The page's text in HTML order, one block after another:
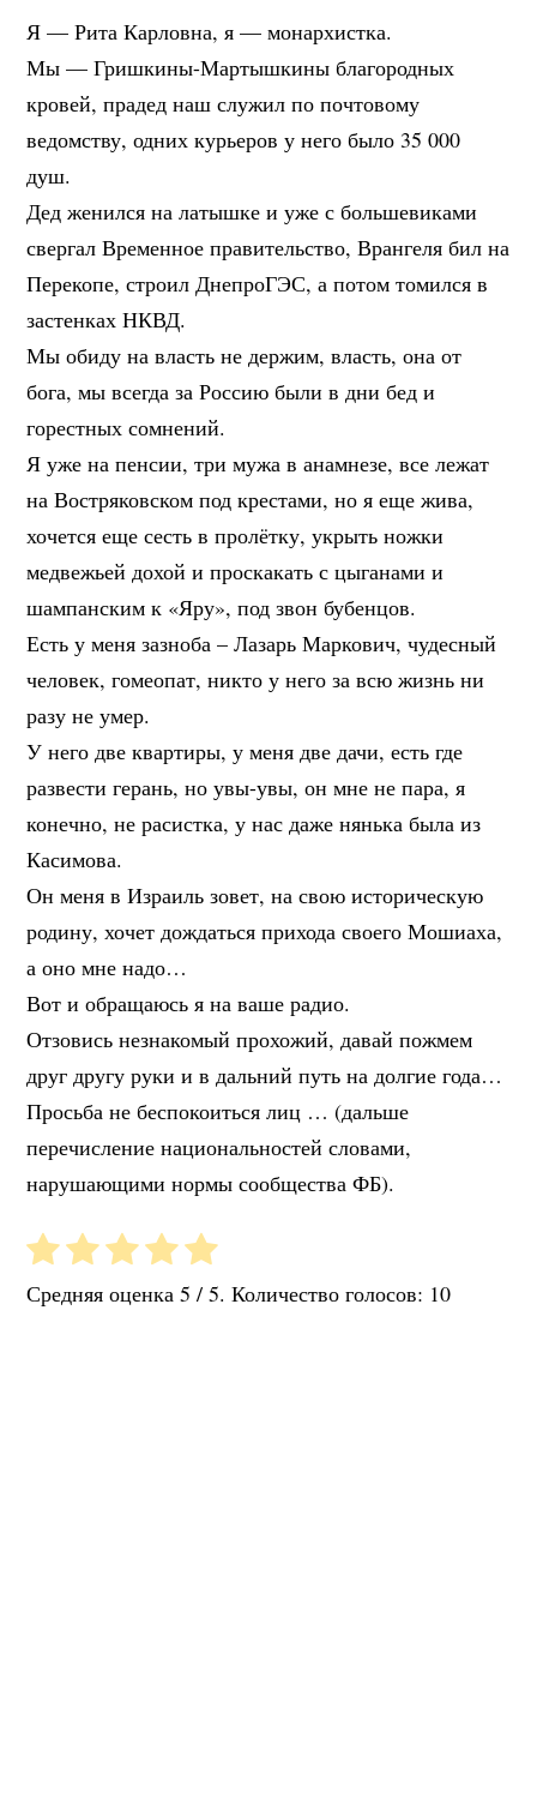
Я — Рита Карловна, я — монархистка.
Мы — Гришкины-Мартышкины благородных
кровей, прадед наш служил по почтовому
ведомству, одних курьеров у него было 35 000
душ.
Дед женился на латышке и уже с большевиками
свергал Временное правительство, Врангеля бил на
Перекопе, строил ДнепроГЭС, а потом томился в
застенках НКВД.
Мы обиду на власть не держим, власть, она от
бога, мы всегда за Россию были в дни бед и
горестных сомнений.
Я уже на пенсии, три мужа в анамнезе, все лежат
на Востряковском под крестами, но я еще жива,
хочется еще сесть в пролётку, укрыть ножки
медвежьей дохой и проскакать с цыганами и
шампанским к «Яру», под звон бубенцов.
Есть у меня зазноба – Лазарь Маркович, чудесный
человек, гомеопат, никто у него за всю жизнь ни
разу не умер.
У него две квартиры, у меня две дачи, есть где
развести герань, но увы-увы, он мне не пара, я
конечно, не расистка, у нас даже нянька была из
Касимова.
Он меня в Израиль зовет, на свою историческую
родину, хочет дождаться прихода своего Мошиаха,
а оно мне надо…
Вот и обращаюсь я на ваше радио.
Отзовись незнакомый прохожий, давай пожмем
друг другу руки и в дальний путь на долгие года…
Просьба не беспокоиться лиц … (дальше
перечисление национальностей словами,
нарушающими нормы сообщества ФБ).
Средняя оценка5 / 5. Количество голосов: 10